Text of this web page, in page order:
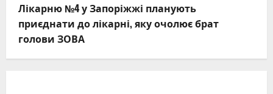
Лікарню №4 у Запоріжжі планують
приєднати до лікарні, яку очолює брат
голови ЗОВА